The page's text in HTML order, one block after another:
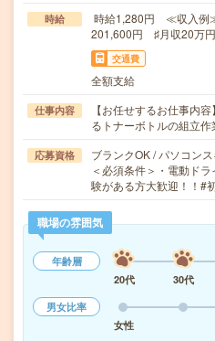
時給
時給1,280円 ≪収入例
201,600円 ♯月収20万
交通費
全額支給
仕事内容
【お任せするお仕事内
るトナーボトルの組立
応募資格
ブランクOK / パソコン
＜必須条件＞・電動ド
験がある方大歓迎！！#
職場の雰囲気
年齢層
20代
30代
男女比率
女性